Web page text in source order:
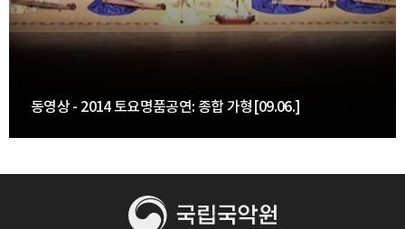
동영상 - 2014 토요명품공연: 종합 가형[09.06.]